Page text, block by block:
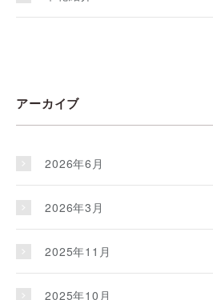
アーカイブ
2026年6月
2026年3月
2025年11月
2025年10月